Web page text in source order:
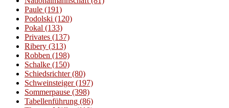
Paule (191)
Podolski (120)
Pokal (133)
Privates (137)
Ribery (313)
Robben (198)
Schalke (150)
Schiedsrichter(80)
Schweinsteiger(197)
Sommerpause (398)
Tabellenführung (86)